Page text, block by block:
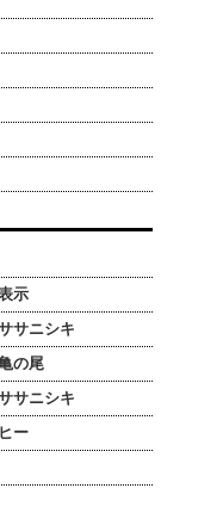
示
サニシキ
の尾
サニシキ
ー